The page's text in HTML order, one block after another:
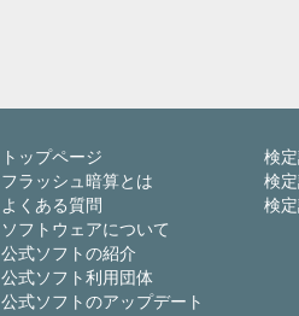
トップページ
フラッシュ暗算とは
よくある質問
ソフトウェアについて
公式ソフトの紹介
公式ソフト利用団体
公式ソフトのアップデート
検
検
検